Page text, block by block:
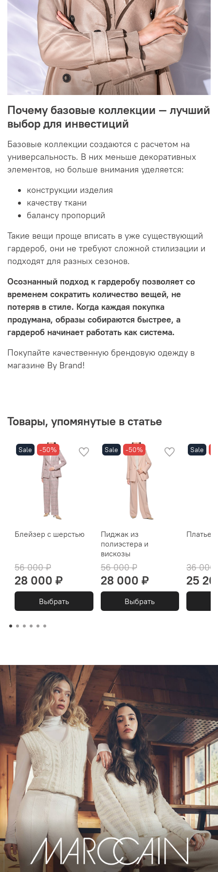
Почему базовые коллекции — лучший
выбор для инвестиций
Базовые коллекции создаются с расчетом на
универсальность. В них меньше декоративных
элементов, но больше внимания уделяется:
конструкции изделия
качеству ткани
балансу пропорций
Такие вещи проще вписать в уже существующий
гардероб, они не требуют сложной стилизации и
подходят для разных сезонов.
Осознанный подход к гардеробу позволяет со
временем сократить количество вещей, не
потеряв в стиле. Когда каждая покупка
продумана, образы собираются быстрее, а
гардероб начинает работать как система.
Покупайте качественную брендовую одежду в
магазине By Brand!
Товары, упомянутые в статье
Sale -50%
Блейзер с шерстью
56 000 ₽
28 000 ₽
Выбрать
Sale -50%
Пиджак из
полиэстера и
вискозы
56 000 ₽
28 000 ₽
Выбрать
Sale
Платье
36 000
25